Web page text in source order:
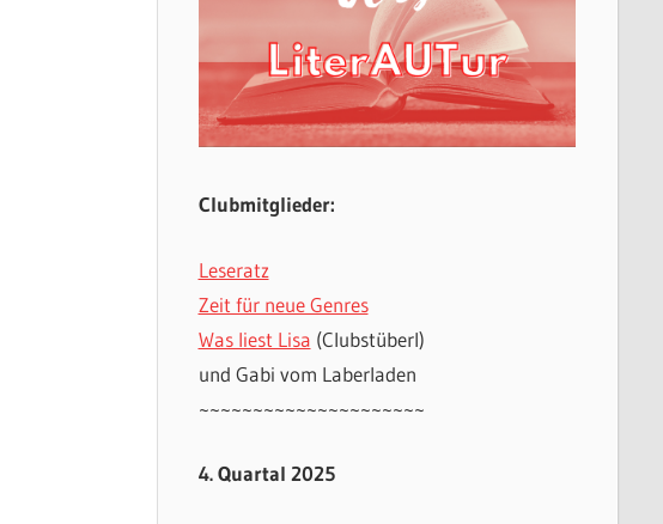
Clubmitglieder:
Leseratz
Zeit für neue Genres
Was liest Lisa (Clubstüberl)
und Gabi vom Laberladen
~~~~~~~~~~~~~~~~~~~~~
4. Quartal 2025